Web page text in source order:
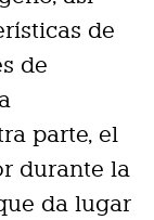
de
de
parte, el
durante la
da lugar